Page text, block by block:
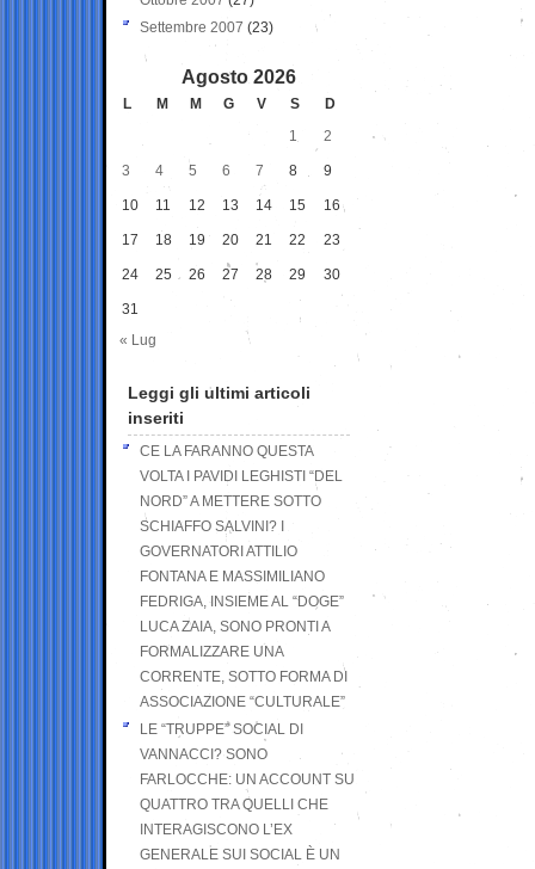
Settembre 2007 (23)
Agosto 2026
L M M G V S
D
1
2
3 4 5 6 7 8 9
10 11 12 13 14 15 16
17 18 19 20 21 22 23
24 25 26 27 28 29 30
31
« Lug
Leggi gli ultimi articoli
inseriti
CE LA FARANNO QUESTA
VOLTA I PAVIDI LEGHISTI “DEL
NORD” A METTERE SOTTO
SCHIAFFO SALVINI? I
GOVERNATORI ATTILIO
FONTANA E MASSIMILIANO
FEDRIGA, INSIEME AL “DOGE”
LUCA ZAIA, SONO PRONTI A
FORMALIZZARE UNA
CORRENTE, SOTTO FORMA DI
ASSOCIAZIONE “CULTURALE”
LE “TRUPPE” SOCIAL DI
VANNACCI? SONO
FARLOCCHE: UN ACCOUNT SU
QUATTRO TRA QUELLI CHE
INTERAGISCONO L’EX
GENERALE SUI SOCIAL È UN